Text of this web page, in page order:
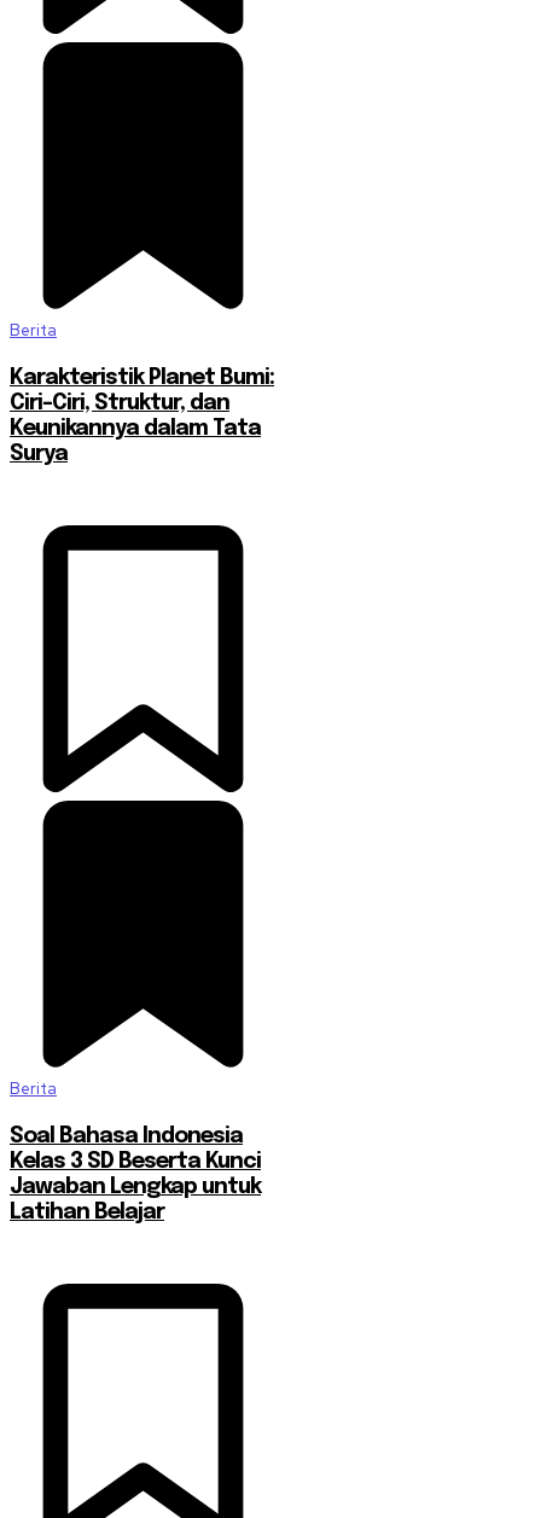
Berita
Karakteristik Planet Bumi:
Ciri-Ciri, Struktur, dan
Keunikannya dalam Tata
Surya
Berita
Soal Bahasa Indonesia
Kelas 3 SD Beserta Kunci
Jawaban Lengkap untuk
Latihan Belajar